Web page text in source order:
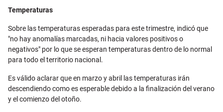
Temperaturas
Sobre las temperaturas esperadas para este trimestre, indicó que
"no hay anomalías marcadas, ni hacia valores positivos o
negativos" por lo que se esperan temperaturas dentro de lo normal
para todo el territorio nacional.
Es válido aclarar que en marzo y abril las temperaturas irán
descendiendo como es esperable debido a la finalización del verano
y el comienzo del otoño.